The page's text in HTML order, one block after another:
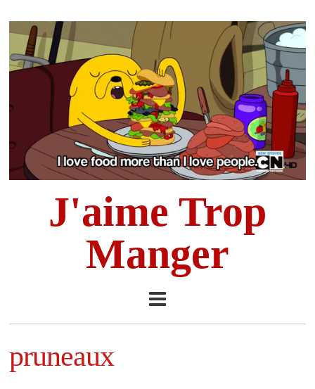
J'aime Trop
Manger
pruneaux